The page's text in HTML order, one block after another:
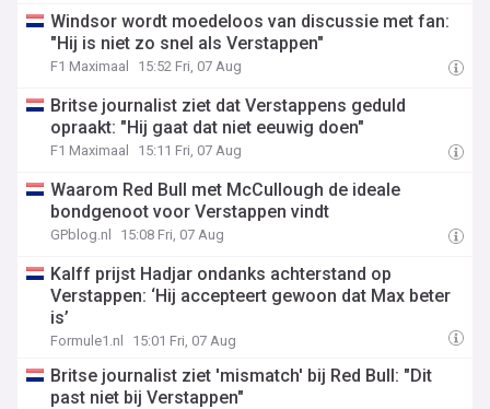
Windsor wordt moedeloos van discussie met fan:
"Hij is niet zo snel als Verstappen"
F1 Maximaal 15:52 Fri, 07 Aug
Britse journalist ziet dat Verstappens geduld
opraakt: "Hij gaat dat niet eeuwig doen"
F1 Maximaal 15:11 Fri, 07 Aug
Waarom Red Bull met McCullough de ideale
bondgenoot voor Verstappen vindt
GPblog.nl 15:08 Fri, 07 Aug
Kalff prijst Hadjar ondanks achterstand op
Verstappen: ‘Hij accepteert gewoon dat Max beter
is’
Formule1.nl 15:01 Fri, 07 Aug
Britse journalist ziet 'mismatch' bij Red Bull: "Dit
past niet bij Verstappen"